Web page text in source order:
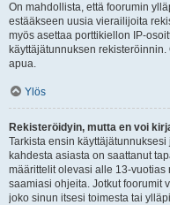
On mahdollista, että foorumin
estääkseen uusia vierailijoita
myös asettaa porttikiellon IP-
käyttäjätunnuksen
apua.
Ylös
Rekisteröidyin, mutta en voi
Tarkista ensin
kahdesta asiasta on saattanut
määrittelit olevasi alle 13-
saamiasi ohjeita. Jotkut foorumit
joko sinun itsesi toimesta tai